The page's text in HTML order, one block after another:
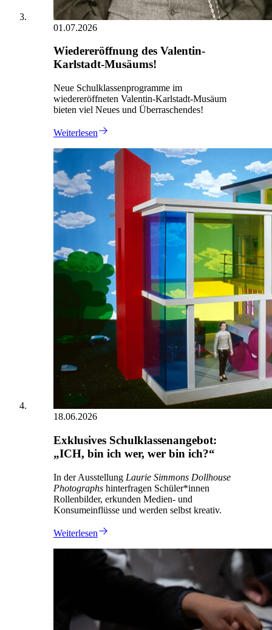
01.07.2026
Wiedereröffnung des Valentin-
Karlstadt-Musäums!
Neue Schulklassenprogramme im
wiedereröffneten Valentin-Karlstadt-Musäum
bieten viel Neues und Überraschendes!
Weiterlesen
18.06.2026
Exklusives Schulklassenangebot:
„ICH, bin ich wer, wer bin ich?“
In der Ausstellung Laurie Simmons Dollhouse
Photographs hinterfragen Schüler*innen
Rollenbilder, erkunden Medien- und
Konsumeinflüsse und werden selbst kreativ.
Weiterlesen